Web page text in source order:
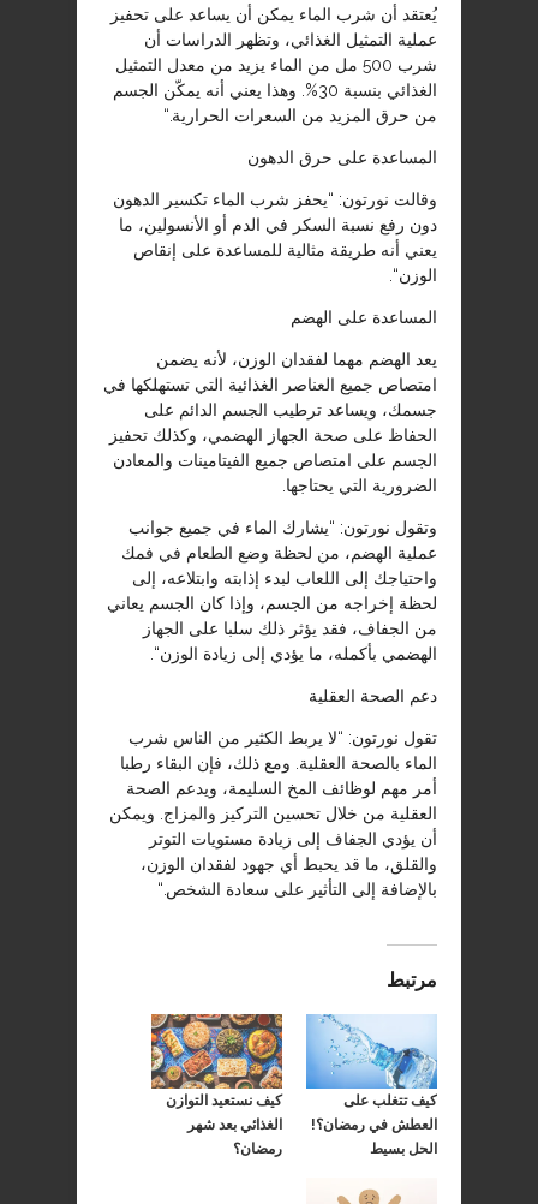
يُعتقد أن شرب الماء يمكن أن يساعد على تحفيز
عملية التمثيل الغذائي، وتظهر الدراسات أن
شرب 500 مل من الماء يزيد من معدل التمثيل
الغذائي بنسبة 30%. وهذا يعني أنه يمكّن الجسم
من حرق المزيد من السعرات الحرارية “.
المساعدة على حرق الدهون
وقالت نورتون: “يحفز شرب الماء تكسير الدهون
دون رفع نسبة السكر في الدم أو الأنسولين، ما
يعني أنه طريقة مثالية للمساعدة على إنقاص
الوزن“
المساعدة على الهضم
يعد الهضم مهما لفقدان الوزن، لأنه يضمن
امتصاص جميع العناصر الغذائية التي تستهلكها في
جسمك، ويساعد ترطيب الجسم الدائم على
الحفاظ على صحة الجهاز الهضمي، وكذلك تحفيز
الجسم على امتصاص جميع الفيتامينات والمعادن
الضرورية التي يحتاجها
وتقول نورتون: “يشارك الماء في جميع جوانب
عملية الهضم، من لحظة وضع الطعام في فمك
واحتياجك إلى اللعاب لبدء إذابته وابتلاعه، إلى
لحظة إخراجه من الجسم، وإذا كان الجسم يعاني
من الجفاف، فقد يؤثر ذلك سلبا على الجهاز
الهضمي بأكمله، ما يؤدي إلى زيادة الوزن“
دعم الصحة العقلية
تقول نورتون: “لا يربط الكثير من الناس شرب
الماء بالصحة العقلية. ومع ذلك، فإن البقاء رطبا
أمر مهم لوظائف المخ السليمة، ويدعم الصحة
العقلية من خلال تحسين التركيز والمزاج. ويمكن
أن يؤدي الجفاف إلى زيادة مستويات التوتر
والقلق، ما قد يحبط أي جهود لفقدان الوزن،
بالإضافة إلى التأثير على سعادة الشخص “.
مرتبط
كيف تتغلب على
العطش في رمضان؟!
الحل بسيط
كيف نستعيد التوازن
الغذائي بعد شهر
رمضان؟